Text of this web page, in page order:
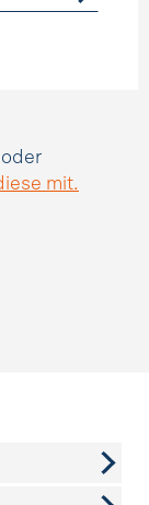
mit.